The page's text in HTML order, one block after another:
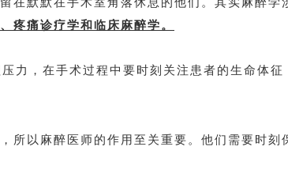
疼痛诊疗学和临床麻醉学。
力，在手术过程中要时刻关注患者的生命体征
所以麻醉医师的作用至关重要。他们需要时刻